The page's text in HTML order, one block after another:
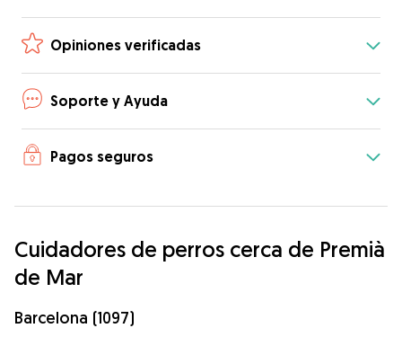
Opiniones verificadas
Soporte y Ayuda
Pagos seguros
Cuidadores de perros cerca de Premià
de Mar
Barcelona (1097)